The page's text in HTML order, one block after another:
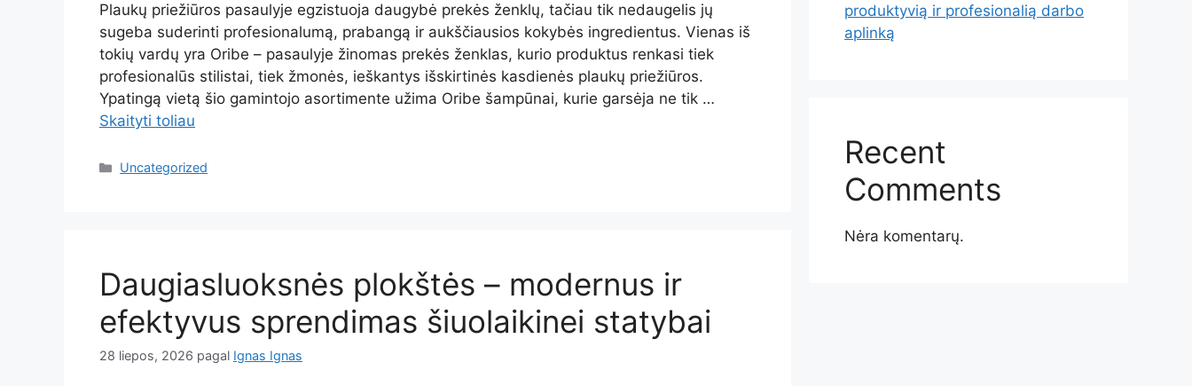
Plaukų priežiūros pasaulyje egzistuoja daugybė prekės ženklų, tačiau tik nedaugelis jų
sugeba suderinti profesionalumą, prabangą ir aukščiausios kokybės ingredientus. Vienas iš
tokių vardų yra Oribe – pasaulyje žinomas prekės ženklas, kurio produktus renkasi tiek
profesionalūs stilistai, tiek žmonės, ieškantys išskirtinės kasdienės plaukų priežiūros.
Ypatingą vietą šio gamintojo asortimente užima Oribe šampūnai, kurie garsėja ne tik …
Skaityti toliau
Kategorijos
Uncategorized
Daugiasluoksnės plokštės – modernus ir
efektyvus sprendimas šiuolaikinei statybai
28 liepos, 2026 pagal Ignas Ignas
produktyvią ir profesionalią darbo
aplinką
Recent
Comments
Nėra komentarų.